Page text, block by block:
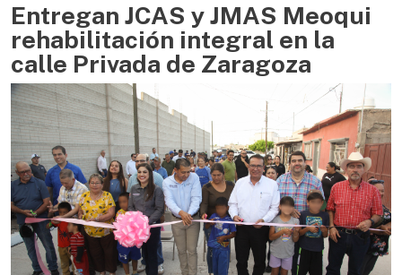
Pasar al contenido principal
Entregan JCAS y JMAS Meoqui
rehabilitación integral en la
calle Privada de Zaragoza